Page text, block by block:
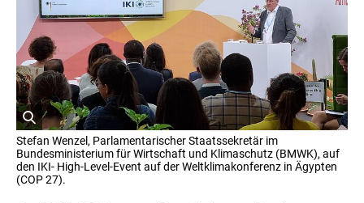
ö
f
f
n
g
h
t
I
n
f
o
r
a
t
Stefan Wenzel, Parlamentarischer Staatssekretär im
Bundesministerium für Wirtschaft und Klimaschutz (BMWK), auf
den IKI- High-Level-Event auf der Weltklimakonferenz in Ägypten
(COP 27).